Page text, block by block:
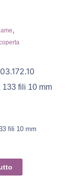
,
03.172.10
133 fili 10 mm
fili 10 mm